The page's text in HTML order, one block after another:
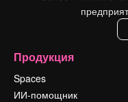
Продукция
Spaces
ИИ-помощник